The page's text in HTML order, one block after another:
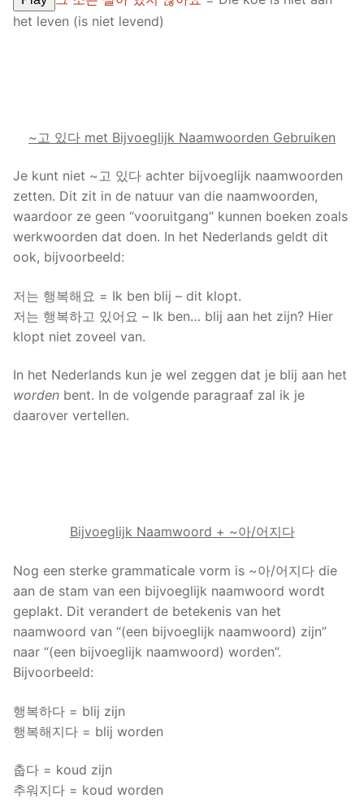
het leven (is niet levend)
~고 있다 met Bijvoeglijk Naamwoorden Gebruiken
Je kunt niet ~고 있다 achter bijvoeglijk naamwoorden
zetten. Dit zit in de natuur van die naamwoorden,
waardoor ze geen “vooruitgang” kunnen boeken zoals
werkwoorden dat doen. In het Nederlands geldt dit
ook, bijvoorbeeld:
저는 행복해요 = Ik ben blij – dit klopt.
저는 행복하고 있어요 – Ik ben… blij aan het zijn? Hier
klopt niet zoveel van.
In het Nederlands kun je wel zeggen dat je blij aan het
worden bent. In de volgende paragraaf zal ik je
daarover vertellen.
Bijvoeglijk Naamwoord + ~아/어지다
Nog een sterke grammaticale vorm is ~아/어지다 die
aan de stam van een bijvoeglijk naamwoord wordt
geplakt. Dit verandert de betekenis van het
naamwoord van “(een bijvoeglijk naamwoord) zijn”
naar “(een bijvoeglijk naamwoord) worden”.
Bijvoorbeeld:
행복하다 = blij zijn
행복해지다 = blij worden
춥다 = koud zijn
추워지다 = koud worden